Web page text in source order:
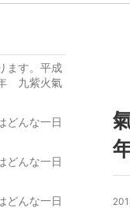
ます。平成
九紫火氣
どんな一日
どんな一日
どんな一日